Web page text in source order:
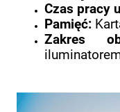
Czas pracy
Pamięć:
Zakres